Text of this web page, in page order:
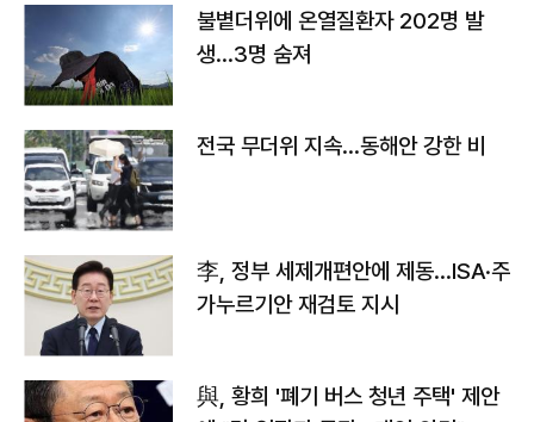
불볕더위에 온열질환자 202명 발
생…3명 숨져
전국 무더위 지속…동해안 강한 비
李, 정부 세제개편안에 제동…ISA·주
가누르기안 재검토 지시
與, 황희 '폐기 버스 청년 주택' 제안